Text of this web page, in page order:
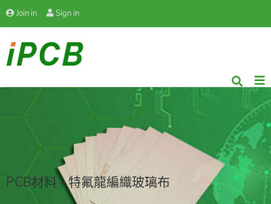
Join in Sign in
PCB材料 - 特氟龍編織玻璃布